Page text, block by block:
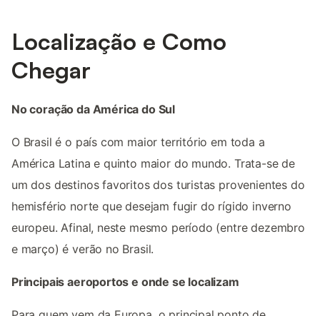
Localização e Como
Chegar
No coração da América do Sul
O Brasil é o país com maior território em toda a
América Latina e quinto maior do mundo. Trata-se de
um dos destinos favoritos dos turistas provenientes do
hemisfério norte que desejam fugir do rígido inverno
europeu. Afinal, neste mesmo período (entre dezembro
e março) é verão no Brasil.
Principais aeroportos e onde se localizam